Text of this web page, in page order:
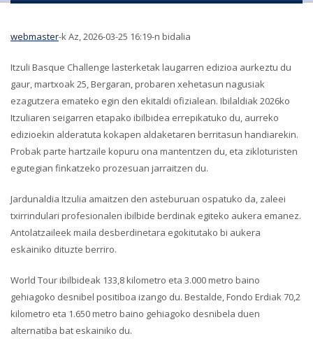
webmaster-k Az, 2026-03-25 16:19-n bidalia
Itzuli Basque Challenge lasterketak laugarren edizioa aurkeztu du
gaur, martxoak 25, Bergaran, probaren xehetasun nagusiak
ezagutzera emateko egin den ekitaldi ofizialean. Ibilaldiak 2026ko
Itzuliaren seigarren etapako ibilbidea errepikatuko du, aurreko
edizioekin alderatuta kokapen aldaketaren berritasun handiarekin.
Probak parte hartzaile kopuru ona mantentzen du, eta zikloturisten
egutegian finkatzeko prozesuan jarraitzen du.
Jardunaldia Itzulia amaitzen den asteburuan ospatuko da, zaleei
txirrindulari profesionalen ibilbide berdinak egiteko aukera emanez.
Antolatzaileek maila desberdinetara egokitutako bi aukera
eskainiko dituzte berriro.
World Tour ibilbideak 133,8 kilometro eta 3.000 metro baino
gehiagoko desnibel positiboa izango du. Bestalde, Fondo Erdiak 70,2
kilometro eta 1.650 metro baino gehiagoko desnibela duen
alternatiba bat eskainiko du.